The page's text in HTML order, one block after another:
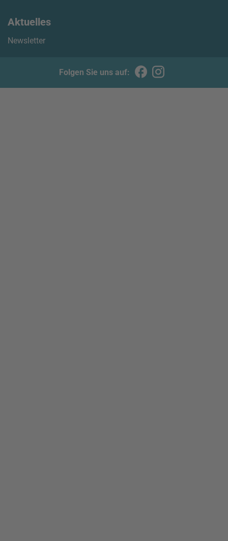
Aktuelles
Newsletter
Folgen Sie uns auf: